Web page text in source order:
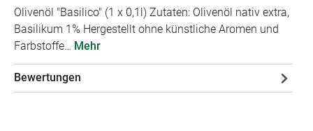
Olivenöl "Basilico" (1 x 0,1l) Zutaten: Olivenöl nativ extra,
Basilikum 1% Hergestellt ohne künstliche Aromen und
Farbstoffe… Mehr
Bewertungen